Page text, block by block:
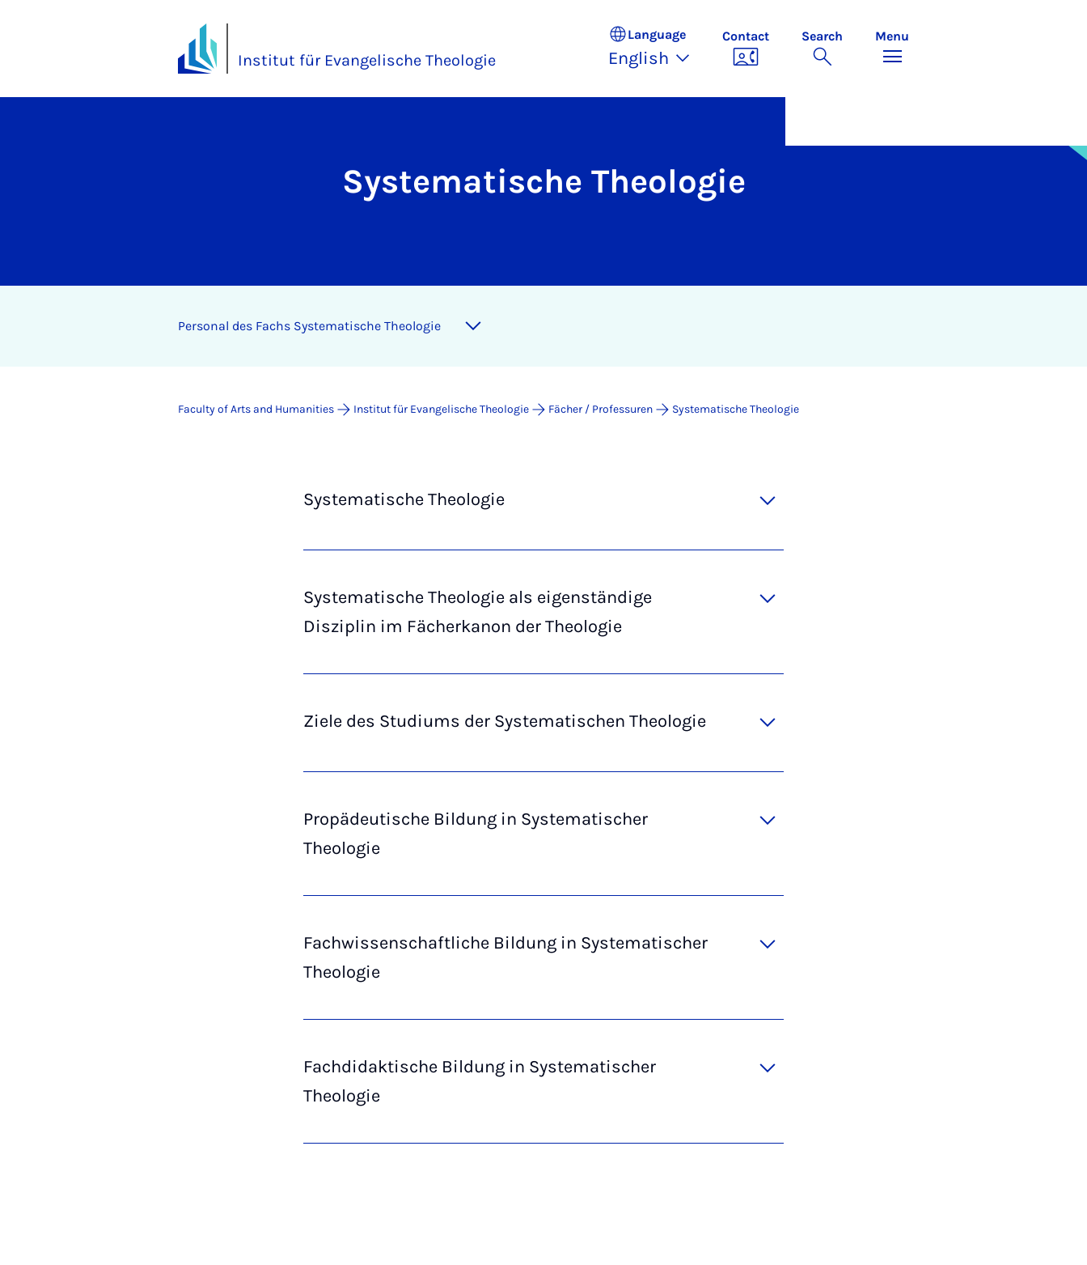
Institut für Evangelische Theologie
Language
English
Contact Search Menu
Systematische Theologie
Per­son­al des Fachs Sys­tem­at­ische Theo­lo­gie
Faculty of Arts and Humanities Institut für Evangelische Theologie Fächer / Professuren Systematische Theologie
Systematische Theologie
Systematische Theologie als eigenständige
Disziplin im Fächerkanon der Theologie
Ziele des Studiums der Systematischen Theologie
Propädeutische Bildung in Systematischer
Theologie
Fachwissenschaftliche Bildung in Systematischer
Theologie
Fachdidaktische Bildung in Systematischer
Theologie